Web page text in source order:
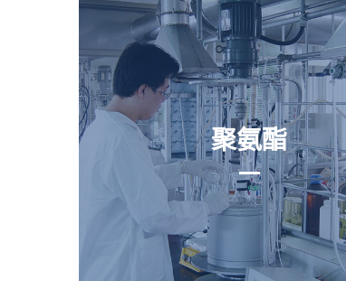
聚氨酯
聚氨酯
PU胶相关产品
TPU、POLYOL